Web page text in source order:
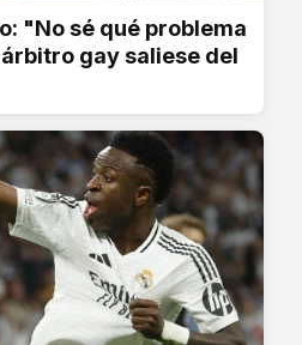
"No sé qué problema
gay saliese del